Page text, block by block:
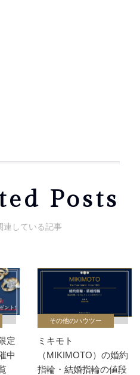
Posts
定
中
その他のハウツー
ミキモト
（MIKIMOTO）の婚約
指輪・結婚指輪の値段